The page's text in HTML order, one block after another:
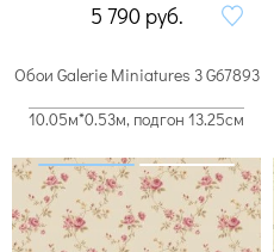
5 790 руб.
Обои Galerie Miniatures 3 G67893
10.05м*0.53м, подгон 13.25см